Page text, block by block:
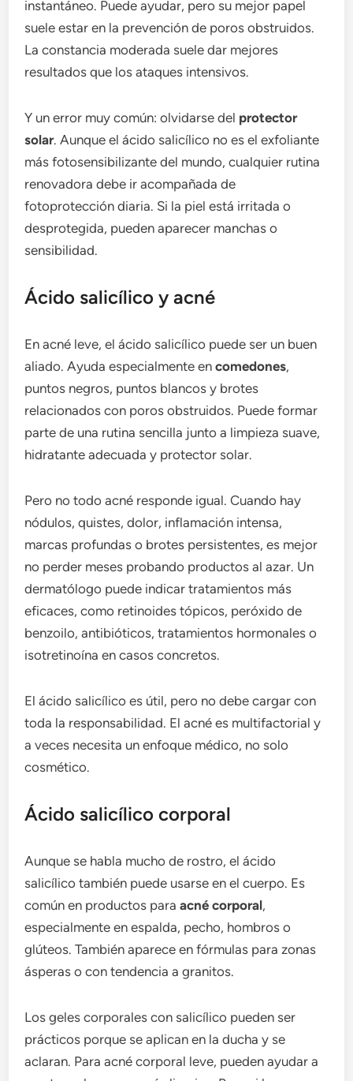
instantáneo. Puede ayudar, pero su mejor papel
suele estar en la prevención de poros obstruidos.
La constancia moderada suele dar mejores
resultados que los ataques intensivos.
Y un error muy común: olvidarse del protector
solar. Aunque el ácido salicílico no es el exfoliante
más fotosensibilizante del mundo, cualquier rutina
renovadora debe ir acompañada de
fotoprotección diaria. Si la piel está irritada o
desprotegida, pueden aparecer manchas o
sensibilidad.
Ácido salicílico y acné
En acné leve, el ácido salicílico puede ser un buen
aliado. Ayuda especialmente encomedones,
puntos negros, puntos blancos y brotes
relacionados con poros obstruidos. Puede formar
parte de una rutina sencilla junto a limpieza suave,
hidratante adecuada y protector solar.
Pero no todo acné responde igual. Cuando hay
nódulos, quistes, dolor, inflamación intensa,
marcas profundas o brotes persistentes, es mejor
no perder meses probando productos al azar. Un
dermatólogo puede indicar tratamientos más
eficaces, como retinoides tópicos, peróxido de
benzoilo, antibióticos, tratamientos hormonales o
isotretinoína en casos concretos.
El ácido salicílico es útil, pero no debe cargar con
toda la responsabilidad. El acné es multifactorial y
a veces necesita un enfoque médico, no solo
cosmético.
Ácido salicílico corporal
Aunque se habla mucho de rostro, el ácido
salicílico también puede usarse en el cuerpo. Es
común en productos paraacné corporal,
especialmente en espalda, pecho, hombros o
glúteos. También aparece en fórmulas para zonas
ásperas o con tendencia a granitos.
Los geles corporales con salicílico pueden ser
prácticos porque se aplican en la ducha y se
aclaran. Para acné corporal leve, pueden ayudar a